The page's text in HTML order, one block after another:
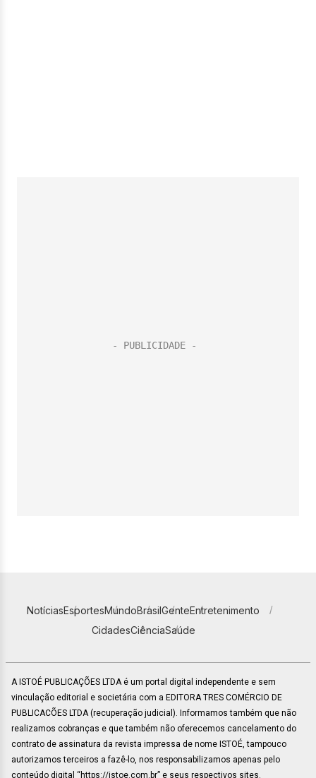
NotíciasEsportesMundoBrasilGenteEntretenimento
CidadesCiênciaSaúde
A ISTOÉ PUBLICAÇÕES LTDA é um portal digital independente e sem
vinculação editorial e societária com a EDITORA TRES COMÉRCIO DE
PUBLICACÕES LTDA (recuperação judicial). Informamos também que não
realizamos cobranças e que também não oferecemos cancelamento do
contrato de assinatura da revista impressa de nome ISTOÉ, tampouco
autorizamos terceiros a fazê-lo, nos responsabilizamos apenas pelo
conteúdo digital “https://istoe.com.br” e seus respectivos sites.